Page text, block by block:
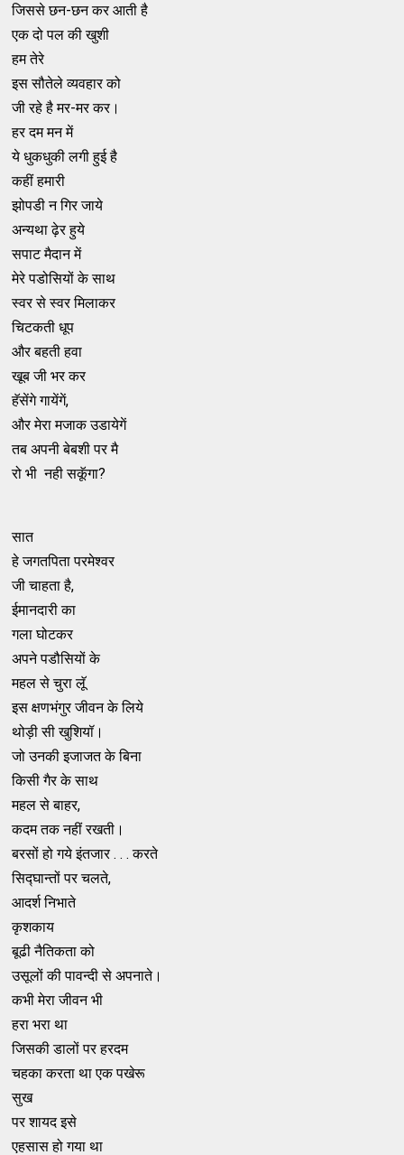
जिससे छन-छन कर आती है
एक दो पल की खुशी
हम तेरे
इस सौतेले व्यवहार को
जी रहे है मर-मर कर।
हर दम मन में
ये धुकधुकी लगी हुई है
कहीं हमारी
झोपडी न गिर जाये
अन्यथा ढ़ेर हुये
सपाट मैदान में
मेरे पडोसियों के साथ
स्वर से स्वर मिलाकर
चिटकती धूप
और बहती हवा
खूब जी भर कर
हॅसेंगे गायेंगें,
और मेरा मजाक उडायेगें
तब अपनी बेबशी पर मै
रो भी नही सकॅूगा?
सात
हे जगतपिता परमेश्वर
जी चाहता है,
ईमानदारी का
गला घोटकर
अपने पडौसियों के
महल से चुरा लॅू
इस क्षणभंगुर जीवन के लिये
थोड़ी सी खुशियॉ।
जो उनकी इजाजत के बिना
किसी गैर के साथ
महल से बाहर,
कदम तक नहीं रखती।
बरसों हो गये इंतजार . . . करते
सिद्घान्तों पर चलते,
आदर्श निभाते
कृशकाय
बूढी नैतिकता को
उसूलों की पावन्दी से अपनाते।
कभी मेरा जीवन भी
हरा भरा था
जिसकी डालों पर हरदम
चहका करता था एक पखेरू
सुख
पर शायद इसे
एहसास हो गया था